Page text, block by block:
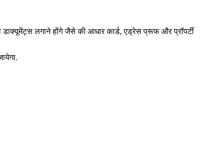
लगाने होंगे जैसे की आधार कार्ड, एड्रेस प्रूफ और प्रॉपर्टी